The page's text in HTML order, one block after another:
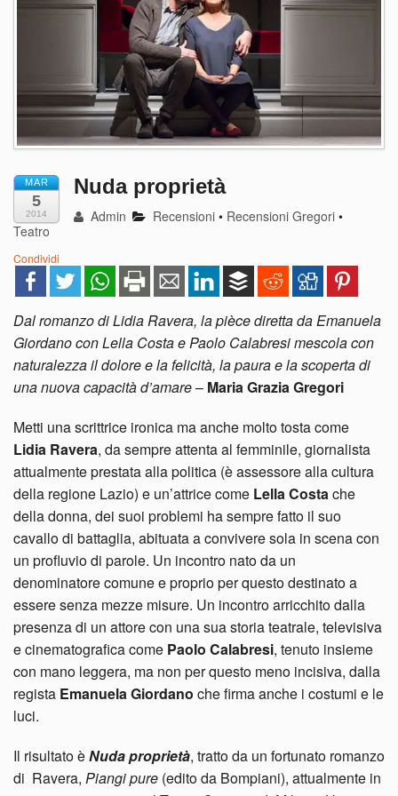
MAR
5
2014
Nuda proprietà
Admin Recensioni • Recensioni Gregori •
Teatro
Condividi
Dal romanzo di Lidia Ravera, la pièce diretta da Emanuela
Giordano con Lella Costa e Paolo Calabresi mescola con
naturalezza il dolore e la felicità, la paura e la scoperta di
una nuova capacità d’amare– Maria Grazia Gregori
Metti una scrittrice ironica ma anche molto tosta come
Lidia Ravera, da sempre attenta al femminile, giornalista
attualmente prestata alla politica (è assessore alla cultura
della regione Lazio) e un’attrice come Lella Costache
della donna, dei suoi problemi ha sempre fatto il suo
cavallo di battaglia, abituata a convivere sola in scena con
un profluvio di parole. Un incontro nato da un
denominatore comune e proprio per questo destinato a
essere senza mezze misure. Un incontro arricchito dalla
presenza di un attore con una sua storia teatrale, televisiva
e cinematografica come Paolo Calabresi, tenuto insieme
con mano leggera, ma non per questo meno incisiva, dalla
regista Emanuela Giordano che firma anche i costumi e le
luci.
Il risultato èNuda proprietà, tratto da un fortunato romanzo
di Ravera, Piangi pure (edito da Bompiani), attualmente in